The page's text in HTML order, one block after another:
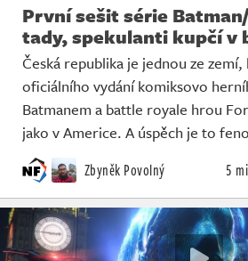
První sešit série
tady, spekulanti kupčí v
Česká republika je jednou ze
oficiálního vydání komiksovo
Batmanem a battle royale hrou
jako v Americe. A úspěch je to
Zbyněk Povolný 5